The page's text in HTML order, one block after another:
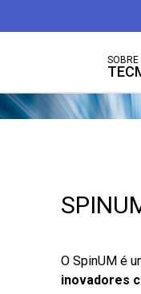
SOBRE
O SpinUM é
inovadores